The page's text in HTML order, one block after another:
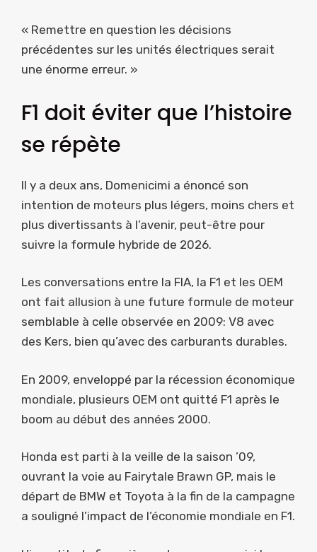
« Remettre en question les décisions
précédentes sur les unités électriques serait
une énorme erreur. »
F1 doit éviter que l’histoire
se répète
Il y a deux ans, Domenicimi a énoncé son
intention de moteurs plus légers, moins chers et
plus divertissants à l’avenir, peut-être pour
suivre la formule hybride de 2026.
Les conversations entre la FIA, la F1 et les OEM
ont fait allusion à une future formule de moteur
semblable à celle observée en 2009: V8 avec
des Kers, bien qu’avec des carburants durables.
En 2009, enveloppé par la récession économique
mondiale, plusieurs OEM ont quitté F1 après le
boom au début des années 2000.
Honda est parti à la veille de la saison ’09,
ouvrant la voie au Fairytale Brawn GP, ​​mais le
départ de BMW et Toyota à la fin de la campagne
a souligné l’impact de l’économie mondiale en F1.